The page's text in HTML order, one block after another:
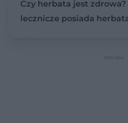
Czy herbata jest zdrowa?
lecznicze posiada